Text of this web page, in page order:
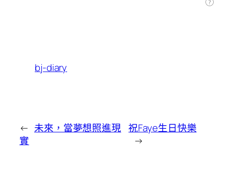
bj-diary
← 未來，當夢想照進現
實
祝Faye生日快樂
→